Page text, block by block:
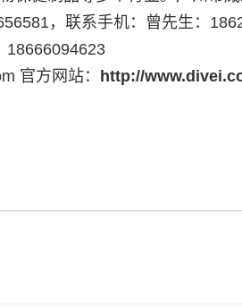
，联系手机：曾先生：
18666094623
官方网站：
http://